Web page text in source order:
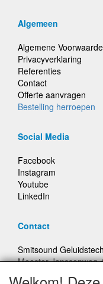
Algemeen
Algemene
Privacyverklaring
Referenties
Contact
Offerte aanvragen
Bestelling herroepen
Social Media
Facebook
Instagram
Youtube
LinkedIn
Contact
Smitsound
Meester Janssenweg